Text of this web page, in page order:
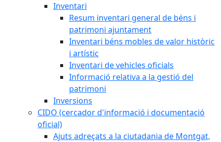
Inventari
Resum inventari general de béns i
patrimoni ajuntament
Inventari béns mobles de valor històric
i artístic
Inventari de vehicles oficials
Informació relativa a la gestió del
patrimoni
Inversions
CIDO (cercador d'informació i documentació
oficial)
Ajuts adreçats a la ciutadania de Montgat,